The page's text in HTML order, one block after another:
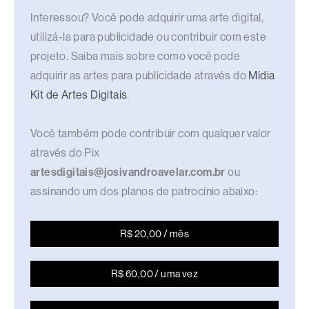
Interessou? Você pode adquirir uma arte digital,
utilizá-la para publicidade ou contribuir com este
projeto. Saiba mais sobre como você pode
adquirir as artes para publicidade através do Mídia
Kit de Artes Digitais.
Você também pode contribuir com qualquer valor
através do Pix
artesdigitais@josivandroavelar.com.br ou
assinando um dos planos de patrocínio abaixo:
R$ 20,00 / mês
R$ 60,00 / uma vez